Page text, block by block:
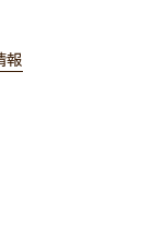
報